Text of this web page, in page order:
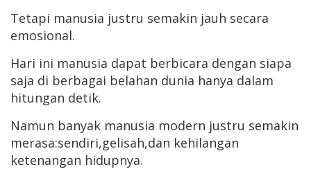
Tetapi manusia justru semakin jauh secara
emosional.
Hari ini manusia dapat berbicara dengan siapa
saja di berbagai belahan dunia hanya dalam
hitungan detik.
Namun banyak manusia modern justru semakin
merasa:sendiri,gelisah,dan kehilangan
ketenangan hidupnya.